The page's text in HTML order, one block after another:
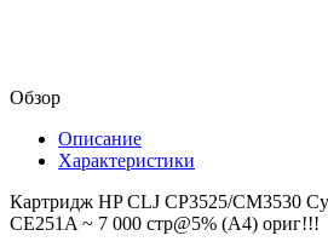
Обзор
Описание
Характеристики
Картридж HP CLJ CP3525/CM3530
CE251A ~ 7 000 стр@5% (A4) ориг!!!